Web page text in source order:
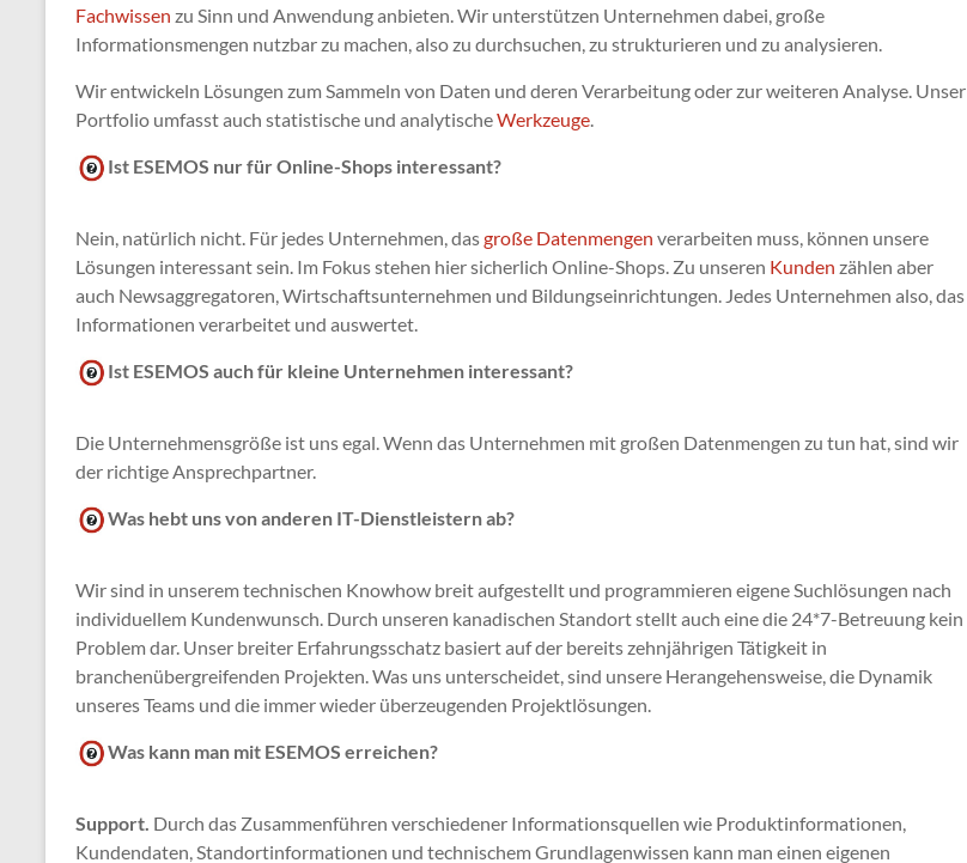
Fachwissen zu Sinn und Anwendung anbieten. Wir unterstützen Unternehmen dabei, große
Informationsmengen nutzbar zu machen, also zu durchsuchen, zu strukturieren und zu analysieren.
Wir entwickeln Lösungen zum Sammeln von Daten und deren Verarbeitung oder zur weiteren Analyse. Unser
Portfolio umfasst auch statistische und analytischeWerkzeuge.
Ist ESEMOS nur für Online-Shops interessant?
Nein, natürlich nicht. Für jedes Unternehmen, dasgroße Datenmengen verarbeiten muss, können unsere
Lösungen interessant sein. Im Fokus stehen hier sicherlich Online-Shops. Zu unseren Kunden zählen aber
auch Newsaggregatoren, Wirtschaftsunternehmen und Bildungseinrichtungen. Jedes Unternehmen also, das
Informationen verarbeitet und auswertet.
Ist ESEMOS auch für kleine Unternehmen interessant?
Die Unternehmensgröße ist uns egal. Wenn das Unternehmen mit großen Datenmengen zu tun hat, sind wir
der richtige Ansprechpartner.
Was hebt uns von anderen IT-Dienstleistern ab?
Wir sind in unserem technischen Knowhow breit aufgestellt und programmieren eigene Suchlösungen nach
individuellem Kundenwunsch. Durch unseren kanadischen Standort stellt auch eine die 24*7-Betreuung kein
Problem dar. Unser breiter Erfahrungsschatz basiert auf der bereits zehnjährigen Tätigkeit in
branchenübergreifenden Projekten. Was uns unterscheidet, sind unsere Herangehensweise, die Dynamik
unseres Teams und die immer wieder überzeugenden Projektlösungen.
Was kann man mit ESEMOS erreichen?
Support. Durch das Zusammenführen verschiedener Informationsquellen wie Produktinformationen,
Kundendaten, Standortinformationen und technischem Grundlagenwissen kann man einen eigenen